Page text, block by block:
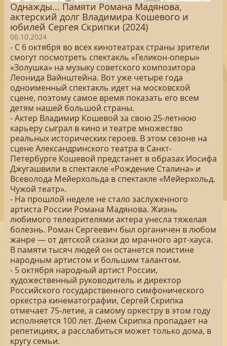
Однажды... Памяти Романа Мадянова,
актерский долг Владимира Кошевого и
юбилей Сергея Скрипки (2024)
06.10.2024
- С 6 октября во всех кинотеатрах страны зрители
смогут посмотреть спектакль «Геликон-оперы»
«Золушка» на музыку советского композитора
Леонида Вайнштейна. Вот уже четыре года
одноименный спектакль идет на московской
сцене, поэтому самое время показать его всем
детям нашей большой страны.
- Актер Владимир Кошевой за свою 25-летнюю
карьеру сыграл в кино и театре множество
реальных исторических героев. В этом сезоне на
сцене Александринского театра в Санкт-
Петербурге Кошевой предстанет в образах Иосифа
Джугашвили в спектакле «Рождение Сталина» и
Всеволода Мейерхольда в спектакле «Мейерхольд.
Чужой театр».
- На прошлой неделе не стало заслуженного
артиста России Романа Мадянова. Жизнь
любимого телезрителями актера унесла тяжелая
болезнь. Роман Сергеевич был органичен в любом
жанре — от детской сказки до мрачного арт-хауса.
В памяти тысяч людей он останется поистине
народным артистом и большим талантом.
- 5 октября народный артист России,
художественный руководитель и директор
Российского государственного симфонического
оркестра кинематографии, Сергей Скрипка
отмечает 75-летие, а самому оркестру в этом году
исполняется 100 лет. Днем Скрипка пропадает на
репетициях, а расслабиться может только дома, в
кругу семьи.